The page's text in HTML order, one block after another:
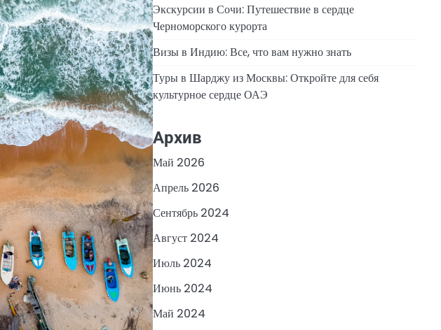
Экскурсии в Сочи: Путешествие в сердце
Черноморского курорта
Визы в Индию: Все, что вам нужно знать
Туры в Шарджу из Москвы: Откройте для себя
культурное сердце ОАЭ
Архив
Май 2026
Апрель 2026
Сентябрь 2024
Август 2024
Июль 2024
Июнь 2024
Май 2024